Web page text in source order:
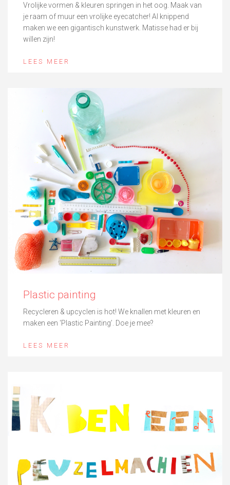
Vrolijke vormen & kleuren springen in het oog. Maak van
je raam of muur een vrolijke eyecatcher! Al knippend
maken we een gigantisch kunstwerk. Matisse had er bij
willen zijn!
LEES MEER
Plastic painting
Recycleren & upcyclen is hot! We knallen met kleuren en
maken een ‘Plastic Painting’. Doe je mee?
LEES MEER